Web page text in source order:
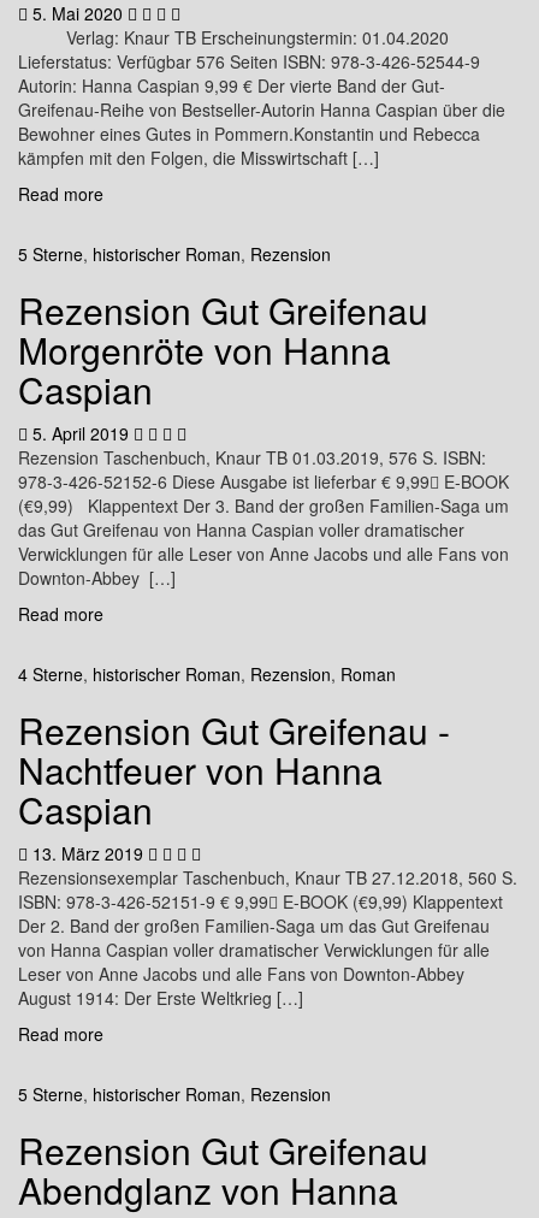
5. Mai 2020
Verlag: Knaur TB Erscheinungstermin: 01.04.2020
Lieferstatus: Verfügbar 576 Seiten ISBN: 978-3-426-52544-9
Autorin: Hanna Caspian 9,99 € Der vierte Band der Gut-
Greifenau-Reihe von Bestseller-Autorin Hanna Caspian über die
Bewohner eines Gutes in Pommern.Konstantin und Rebecca
kämpfen mit den Folgen, die Misswirtschaft […]
Read more
5 Sterne, historischer Roman, Rezension
Rezension Gut Greifenau
Morgenröte von Hanna
Caspian
5. April 2019
Rezension Taschenbuch, Knaur TB 01.03.2019, 576 S. ISBN:
978-3-426-52152-6 Diese Ausgabe ist lieferbar € 9,99 E-BOOK
(€9,99) Klappentext Der 3. Band der großen Familien-Saga um
das Gut Greifenau von Hanna Caspian voller dramatischer
Verwicklungen für alle Leser von Anne Jacobs und alle Fans von
Downton-Abbey […]
Read more
4 Sterne, historischer Roman, Rezension, Roman
Rezension Gut Greifenau -
Nachtfeuer von Hanna
Caspian
13. März 2019
Rezensionsexemplar Taschenbuch, Knaur TB 27.12.2018, 560 S.
ISBN: 978-3-426-52151-9 € 9,99 E-BOOK (€9,99) Klappentext
Der 2. Band der großen Familien-Saga um das Gut Greifenau
von Hanna Caspian voller dramatischer Verwicklungen für alle
Leser von Anne Jacobs und alle Fans von Downton-Abbey
August 1914: Der Erste Weltkrieg […]
Read more
5 Sterne, historischer Roman, Rezension
Rezension Gut Greifenau
Abendglanz von Hanna